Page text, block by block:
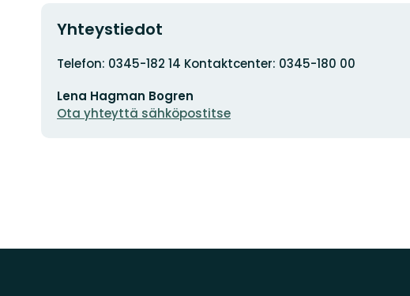
Yhteystiedot
Osoite
Telefon: 0345-182 14 Kontaktcenter: 0345-180 00
Lena Hagman Bogren
Ota yhteyttä sähköpostitse